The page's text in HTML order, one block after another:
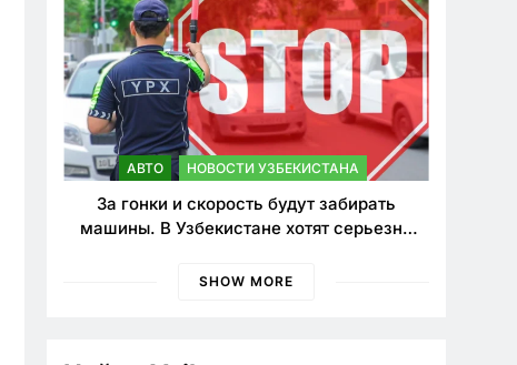
АВТО НОВОСТИ УЗБЕКИСТАНА
За гонки и скорость будут забирать
машины. В Узбекистане хотят серьезно
SHOW MORE